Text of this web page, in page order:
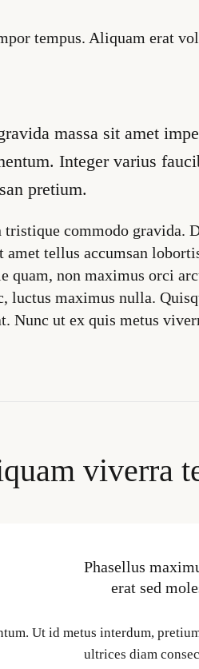
tempus. Aliquam erat
massa sit amet
Integer varius
pretium.
tristique commodo gravida.
amet tellus accumsan
quam, non maximus orci
luctus maximus nulla.
Nunc ut ex quis metus
viverra
Phasellus
erat sed
Ut id metus interdum,
ultrices diam